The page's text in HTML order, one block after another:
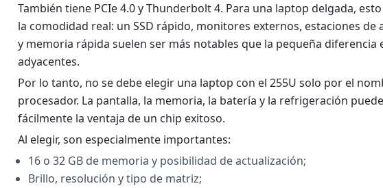
También tiene PCIe 4.0 y Thunderbolt 4. Para una laptop delgada,
la comodidad real: un SSD rápido, monitores externos, estaciones de
y memoria rápida suelen ser más notables que la pequeña diferencia
adyacentes.
Por lo tanto, no se debe elegir una laptop con el 255U solo por el
procesador. La pantalla, la memoria, la batería y la refrigeración
fácilmente la ventaja de un chip exitoso.
Al elegir, son especialmente importantes:
16 o 32 GB de memoria y posibilidad de actualización;
Brillo, resolución y tipo de matriz;